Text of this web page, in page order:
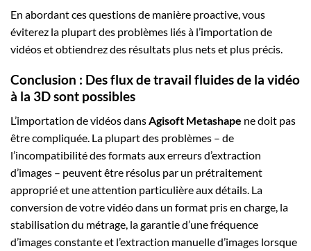
En abordant ces questions de manière proactive, vous
éviterez la plupart des problèmes liés à l’importation de
vidéos et obtiendrez des résultats plus nets et plus précis.
Conclusion : Des flux de travail fluides de la vidéo
à la 3D sont possibles
L’importation de vidéos dansAgisoft Metashape ne doit pas
être compliquée. La plupart des problèmes – de
l’incompatibilité des formats aux erreurs d’extraction
d’images – peuvent être résolus par un prétraitement
approprié et une attention particulière aux détails. La
conversion de votre vidéo dans un format pris en charge, la
stabilisation du métrage, la garantie d’une fréquence
d’images constante et l’extraction manuelle d’images lorsque